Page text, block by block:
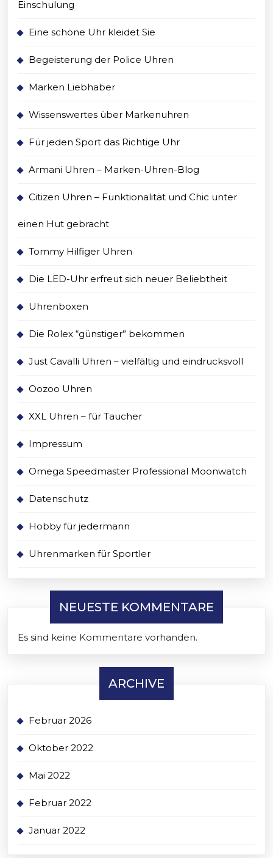
Einschulung
Eine schöne Uhr kleidet Sie
Begeisterung der Police Uhren
Marken Liebhaber
Wissenswertes über Markenuhren
Für jeden Sport das Richtige Uhr
Armani Uhren – Marken-Uhren-Blog
Citizen Uhren – Funktionalität und Chic unter
einen Hut gebracht
Tommy Hilfiger Uhren
Die LED-Uhr erfreut sich neuer Beliebtheit
Uhrenboxen
Die Rolex “günstiger” bekommen
Just Cavalli Uhren – vielfältig und eindrucksvoll
Oozoo Uhren
XXL Uhren – für Taucher
Impressum
Omega Speedmaster Professional Moonwatch
Datenschutz
Hobby für jedermann
Uhrenmarken für Sportler
NEUESTE KOMMENTARE
Es sind keine Kommentare vorhanden.
ARCHIVE
Februar 2026
Oktober 2022
Mai 2022
Februar 2022
Januar 2022